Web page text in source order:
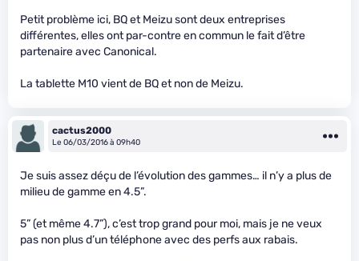
Petit problème ici, BQ et Meizu sont deux entreprises
différentes, elles ont par-contre en commun le fait d’être
partenaire avec Canonical.
La tablette M10 vient de BQ et non de Meizu.
cactus2000
Le 06/03/2016 à 09h40
Je suis assez déçu de l’évolution des gammes… il n’y a plus de
milieu de gamme en 4.5”.
5” (et même 4.7”), c’est trop grand pour moi, mais je ne veux
pas non plus d’un téléphone avec des perfs aux rabais.